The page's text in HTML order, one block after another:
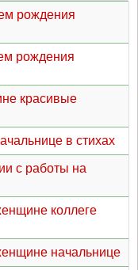
рождения
рождения
красивые
в стихах
с работы на
коллеге
начальнице